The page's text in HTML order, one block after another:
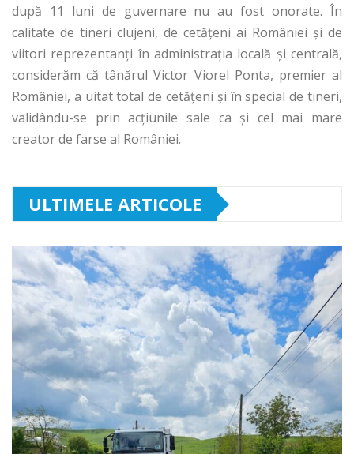
după 11 luni de guvernare nu au fost onorate. În
calitate de tineri clujeni, de cetăţeni ai României şi de
viitori reprezentanți în administrația locală și centrală,
considerăm că tânărul Victor Viorel Ponta, premier al
României, a uitat total de cetăţeni şi în special de tineri,
validându-se prin acţiunile sale ca și cel mai mare
creator de farse al României.
ULTIMELE ARTICOLE